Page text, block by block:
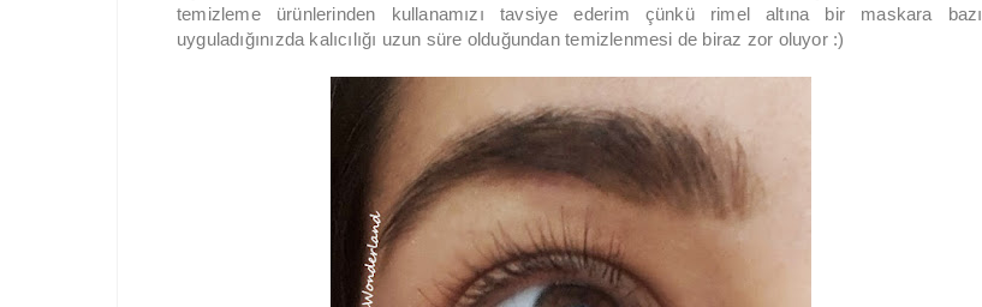
temizleme ürünlerinden kullanamızı tavsiye ederim çünkü rimel altına bir maskara bazı
uyguladığınızda kalıcılığı uzun süre olduğundan temizlenmesi de biraz zor oluyor :)